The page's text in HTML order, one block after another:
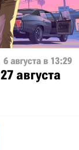
6 августа в 13:29
августа